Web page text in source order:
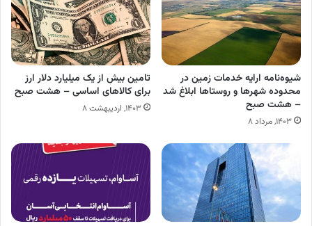
شیوه‌نامه ارایه خدمات زمین در
محدوده شهرها و روستاها ابلاغ شد
– هشت صبح
۱۴۰۳, مرداد ۸
تامین بیش از یک میلیارد دلار ارز
برای کالاهای اساسی – هشت صبح
۱۴۰۳, اردیبهشت ۸